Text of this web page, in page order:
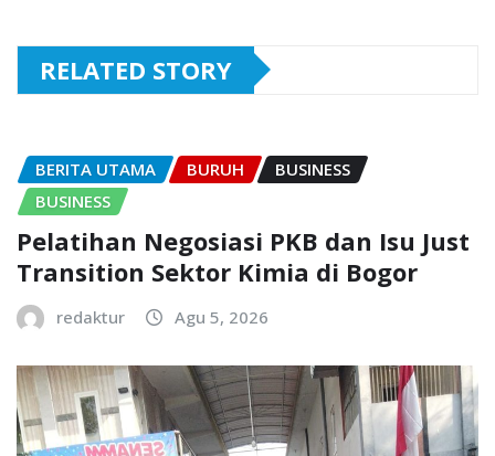
RELATED STORY
BERITA UTAMA BURUH
BUSINESS
BUSINESS
Pelatihan Negosiasi PKB dan Isu Just
Transition Sektor Kimia di Bogor
redaktur Agu 5, 2026